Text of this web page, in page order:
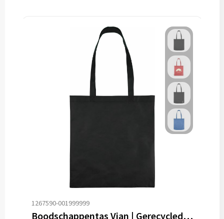
1267590-001999999
Boodschappentas Vian | Gerecycled | 11 l